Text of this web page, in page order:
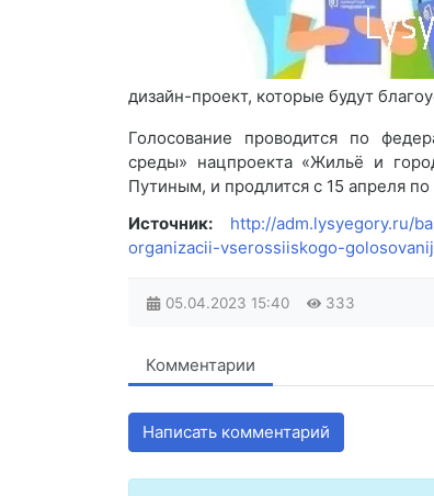
дизайн-проект, которые будут
Голосование проводится по
среды» нацпроекта «Жильё и
Путиным, и продлится с 15 апреля по
Источник:
http://adm.lysyegory.ru/
organizacii-vserossiiskogo-
05.04.2023 15:40 333
Комментарии
Написать комментарий